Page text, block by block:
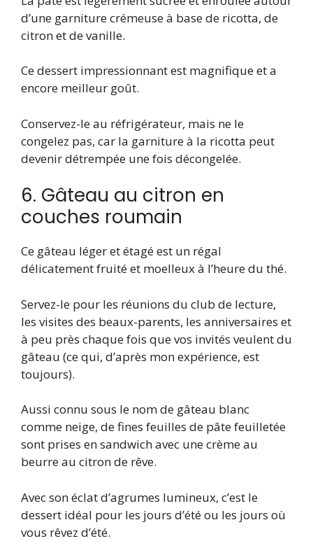
d’une garniture crémeuse à base de ricotta, de
citron et de vanille.
Ce dessert impressionnant est magnifique et a
encore meilleur goût.
Conservez-le au réfrigérateur, mais ne le
congelez pas, car la garniture à la ricotta peut
devenir détrempée une fois décongelée.
6. Gâteau au citron en
couches roumain
Ce gâteau léger et étagé est un régal
délicatement fruité et moelleux à l’heure du thé.
Servez-le pour les réunions du club de lecture,
les visites des beaux-parents, les anniversaires et
à peu près chaque fois que vos invités veulent du
gâteau (ce qui, d’après mon expérience, est
toujours).
Aussi connu sous le nom de gâteau blanc
comme neige, de fines feuilles de pâte feuilletée
sont prises en sandwich avec une crème au
beurre au citron de rêve.
Avec son éclat d’agrumes lumineux, c’est le
dessert idéal pour les jours d’été ou les jours où
vous rêvez d’été.